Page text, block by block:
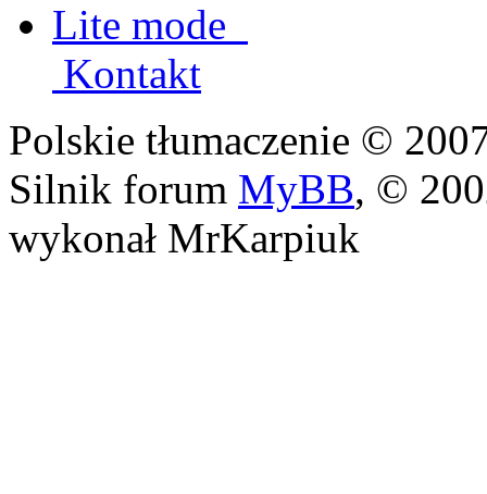
Lite mode
Kontakt
Polskie tłumaczenie ©
Silnik forum MyBB, ©
wykonał MrKarpiuk